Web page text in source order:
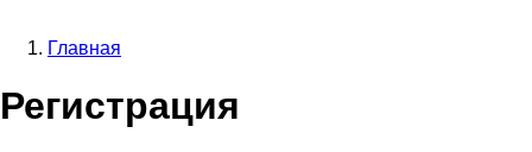
навигации
Главная
Регистрация